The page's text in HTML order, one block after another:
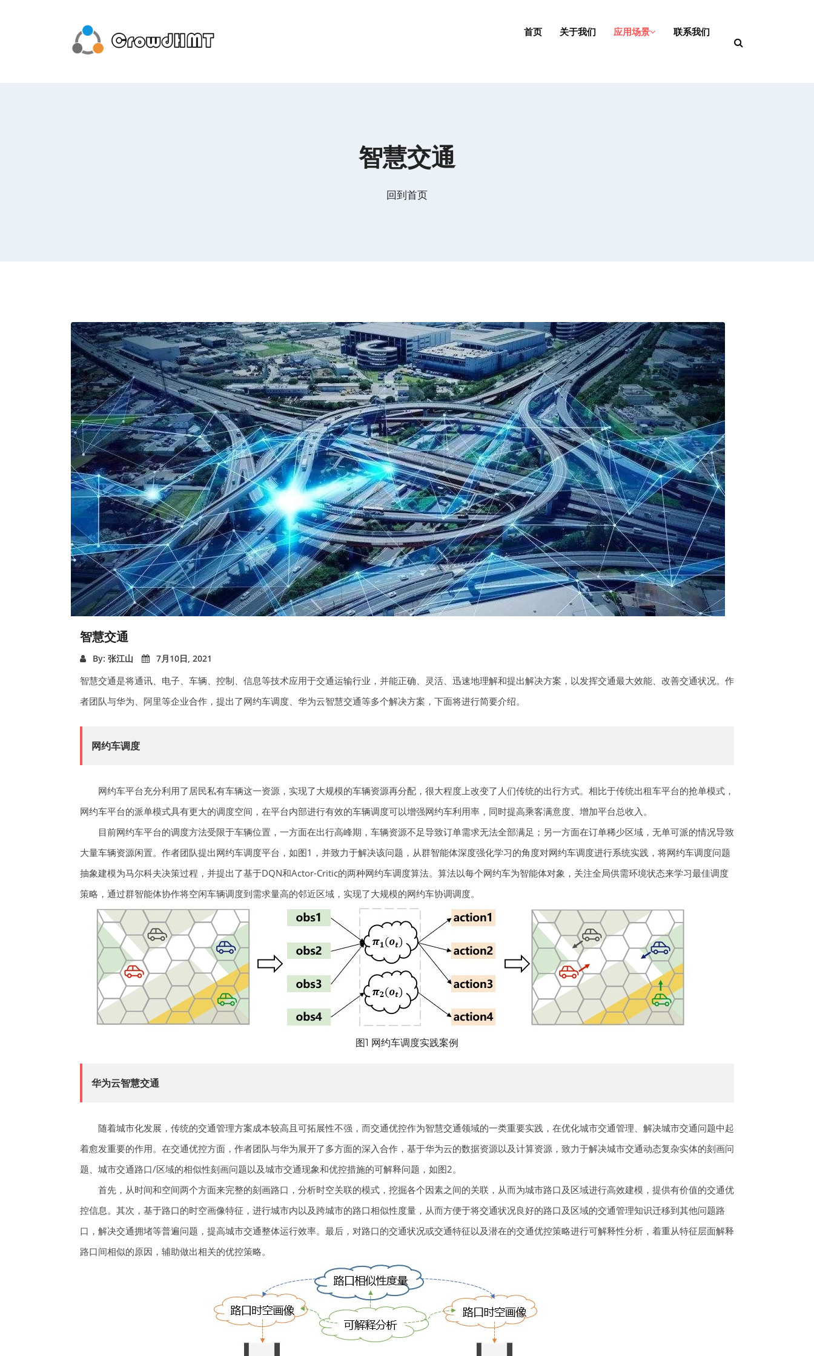
首页 关于我们 应用场景 联系我们
智慧交通
回到首页
智慧交通
By: 张江山 7月10日, 2021
智慧交通是将通讯、电子、车辆、控制、信息等技术应用于交通运输行业，并能正确、灵活、迅速地理解和提出解决方案，以发挥交通最大效能、改善交通状况。作
者团队与华为、阿里等企业合作，提出了网约车调度、华为云智慧交通等多个解决方案，下面将进行简要介绍。
网约车调度
网约车平台充分利用了居民私有车辆这一资源，实现了大规模的车辆资源再分配，很大程度上改变了人们传统的出行方式。相比于传统出租车平台的抢单模式，
网约车平台的派单模式具有更大的调度空间，在平台内部进行有效的车辆调度可以增强网约车利用率，同时提高乘客满意度、增加平台总收入。
目前网约车平台的调度方法受限于车辆位置，一方面在出行高峰期，车辆资源不足导致订单需求无法全部满足；另一方面在订单稀少区域，无单可派的情况导致
大量车辆资源闲置。作者团队提出网约车调度平台，如图1，并致力于解决该问题，从群智能体深度强化学习的角度对网约车调度进行系统实践，将网约车调度问题
抽象建模为马尔科夫决策过程，并提出了基于DQN和Actor-Critic的两种网约车调度算法。算法以每个网约车为智能体对象，关注全局供需环境状态来学习最佳调度
策略，通过群智能体协作将空闲车辆调度到需求量高的邻近区域，实现了大规模的网约车协调调度。
图1 网约车调度实践案例
华为云智慧交通
随着城市化发展，传统的交通管理方案成本较高且可拓展性不强，而交通优控作为智慧交通领域的一类重要实践，在优化城市交通管理、解决城市交通问题中起
着愈发重要的作用。在交通优控方面，作者团队与华为展开了多方面的深入合作，基于华为云的数据资源以及计算资源，致力于解决城市交通动态复杂实体的刻画问
题、城市交通路口/区域的相似性刻画问题以及城市交通现象和优控措施的可解释问题，如图2。
首先，从时间和空间两个方面来完整的刻画路口，分析时空关联的模式，挖掘各个因素之间的关联，从而为城市路口及区域进行高效建模，提供有价值的交通优
控信息。其次，基于路口的时空画像特征，进行城市内以及跨城市的路口相似性度量，从而方便于将交通状况良好的路口及区域的交通管理知识迁移到其他问题路
口，解决交通拥堵等普遍问题，提高城市交通整体运行效率。最后，对路口的交通状况或交通特征以及潜在的交通优控策略进行可解释性分析，着重从特征层面解释
路口间相似的原因，辅助做出相关的优控策略。